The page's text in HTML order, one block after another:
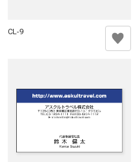
CL-9